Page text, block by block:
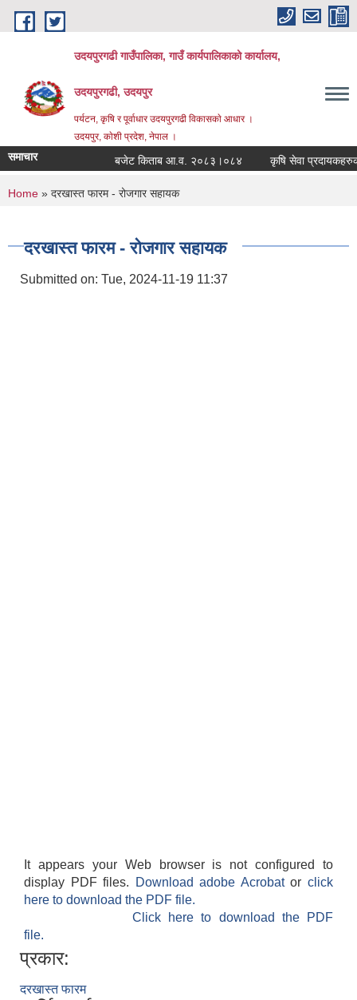
Skip to main content
उदयपुरगढी गाउँपालिका, गाउँ कार्यपालिकाको कार्यालय,
उदयपुरगढी, उदयपुर
पर्यटन, कृषि र पूर्वाधार उदयपुरगढी विकासकाे आधार ।
उदयपुर, काेशी प्रदेश, नेपाल ।
समाचार बजेट किताब आ.व. २०८३।०८४ कृषि सेवा प्रदायकहरुको
You are here
Home » दरखास्त फारम - रोजगार सहायक
दरखास्त फारम - रोजगार सहायक
Submitted on: Tue, 2024-11-19 11:37
It appears your Web browser is not configured to
display PDF files.
Download adobe Acrobatorclick
here to download the PDF file.
Click here to download the PDF
file.
प्रकार:
दरखास्त फारम